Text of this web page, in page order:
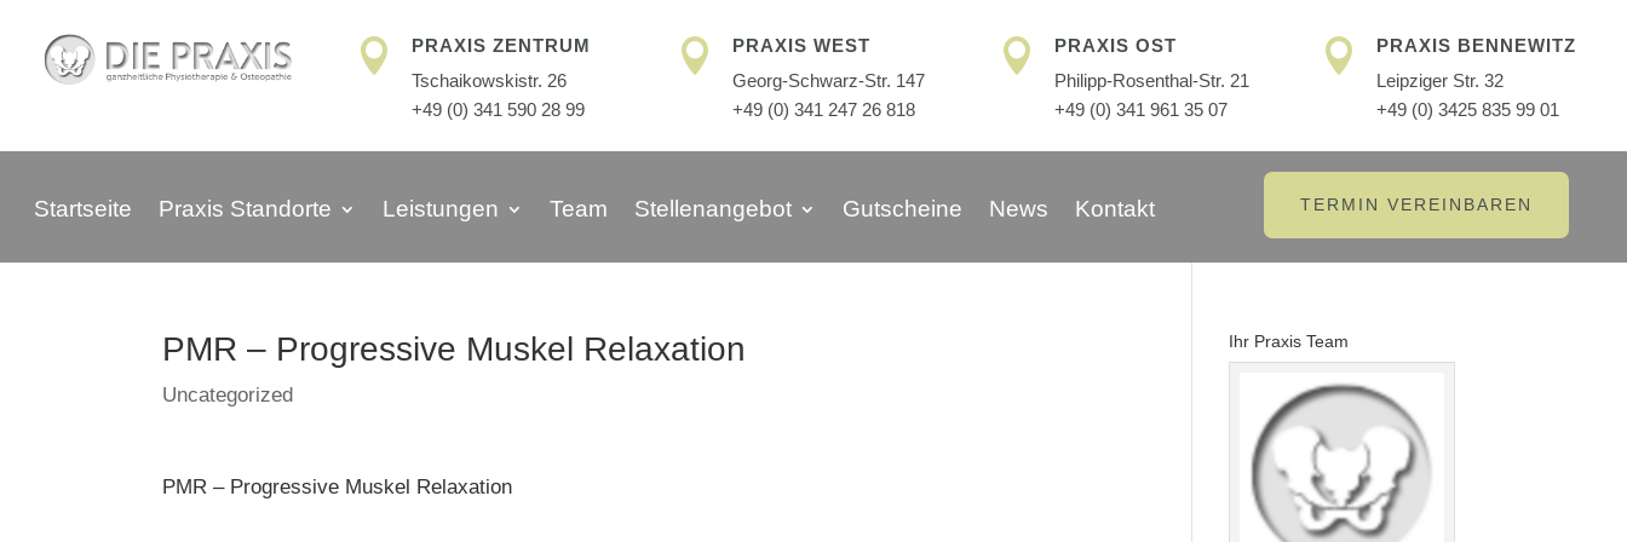

PRAXIS ZENTRUM
Tschaikowskistr. 26
+49 (0) 341 590 28 99

PRAXIS WEST
Georg-Schwarz-Str. 147
+49 (0) 341 247 26 818

PRAXIS OST
Philipp-Rosenthal-Str. 21
+49 (0) 341 961 35 07

PRAXIS BENNEWITZ
Leipziger Str. 32
+49 (0) 3425 835 99 01
Startseite Praxis Standorte Leistungen Team Stellenangebot Gutscheine News Kontakt TERMIN VEREINBAREN
PMR – Progressive Muskel Relaxation
Uncategorized
PMR – Progressive Muskel Relaxation
Ihr Praxis Team